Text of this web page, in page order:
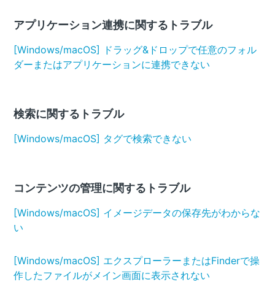
アプリケーション連携に関するトラブル
[Windows/macOS] ドラッグ&ドロップで任意のフォル
ダーまたはアプリケーションに連携できない
検索に関するトラブル
[Windows/macOS] タグで検索できない
コンテンツの管理に関するトラブル
[Windows/macOS] イメージデータの保存先がわからな
い
[Windows/macOS] エクスプローラーまたはFinderで操
作したファイルがメイン画面に表示されない